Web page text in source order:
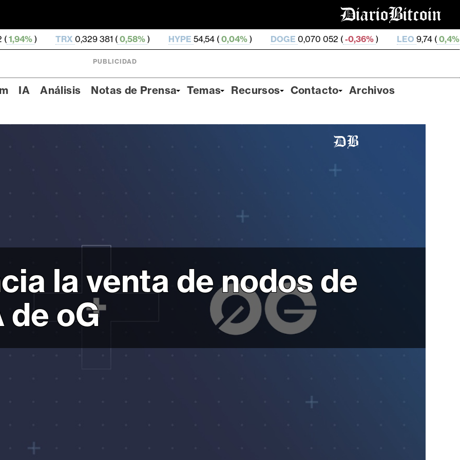
0,329 381 (0,58%) HYPE54,54 ( 0,04% ) DOGE0,070 052 (-0,36%) LEO9,74 ( 0,4%) ZEC
PUBLICIDAD
IA Análisis Notas de Prensa Temas Recursos Contacto Archivos
la venta de nodos de
de oG